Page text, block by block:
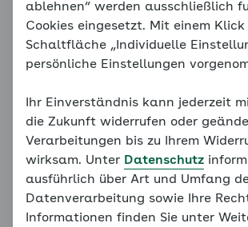
vorangegangenen
bearbeitet werden. Bitte
Sie daher alle Seiten des
Familiencoaches der Reihe
Weiter mit:Wann hilft mir der
Eltern können die Ängste ihrer Kinder
Insbesondere überhöhte Ansprüche
eigene Ängste und ein
ablehnen“ werden ausschließlich
Cookies eingesetzt. Mit einem
Schaltfläche „Individuelle
persönliche Einstellungen
Ihr Einverständnis kann jederzeit
die Zukunft widerrufen oder
Verarbeitungen bis zu Ihrem
wirksam. Unter Datenschutz
ausführlich über Art und Umfang
Datenverarbeitung sowie Ihre
Informationen finden Sie unter